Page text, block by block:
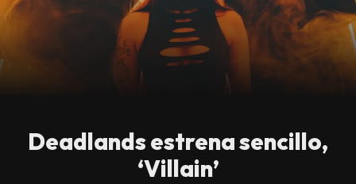
Deadlands estrena sencillo,
‘Villain’